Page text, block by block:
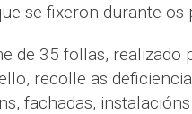
se fixeron durante os
de 35 follas, realizado
recolle as
fachadas,